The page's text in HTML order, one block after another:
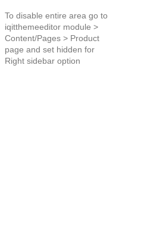
To disable entire area go to
iqitthemeeditor module >
Content/Pages > Product
page and set hidden for
Right sidebar option